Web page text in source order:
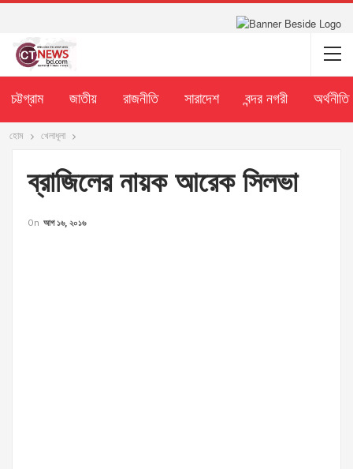
চট্টগ্রাম জাতীয় রাজনীতি সারাদেশ বন্দর নগরী অর্থনীতি
হোম খেলাধূলা
ব্রাজিলের নায়ক আরেক সিলভা
On আগ ১৬, ২০১৬